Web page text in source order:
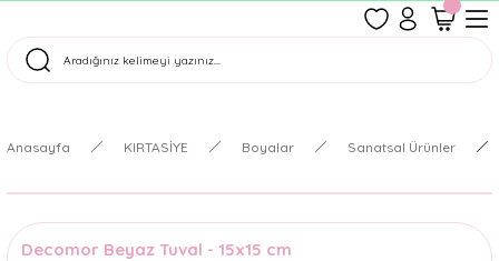
Tüm Siparişler Aynı Gün Kargoda!
Anasayfa KIRTASİYE Boyalar Sanatsal Ürünler
Decomor Beyaz Tuval - 15x15 cm